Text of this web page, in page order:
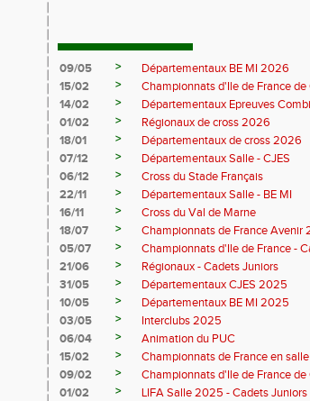
09/05 >
Départementaux BE MI 2026
15/02
>
Championnats d'Ile de France de
14/02
>
Départementaux Epreuves
01/02
>
Régionaux de cross 2026
18/01
>
Départementaux de cross 2026
07/12
>
Départementaux Salle - CJES
06/12
>
Cross du Stade Français
22/11
>
Départementaux Salle - BE MI
16/11
>
Cross du Val de Marne
18/07
>
Championnats de France Avenir
05/07
>
Championnats d'Ile de France -
21/06
>
Régionaux - Cadets Juniors
31/05
>
Départementaux CJES 2025
10/05
>
Départementaux BE MI 2025
03/05
>
Interclubs 2025
06/04
>
Animation du PUC
15/02
>
Championnats de France en
09/02
>
Championnats d'Ile de France de
01/02
>
LIFA Salle 2025 - Cadets Juniors